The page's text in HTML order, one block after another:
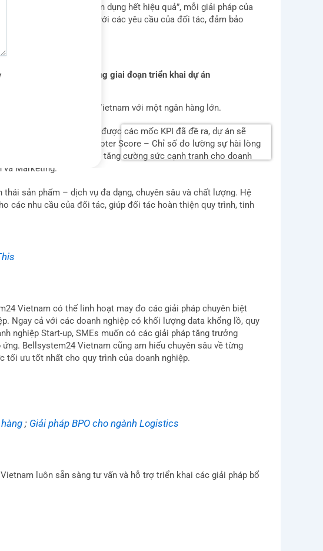
công cụ mà không tận dụng hết hiệu quả”, mỗi giải pháp của
doanh nghiệp, bám sát với các yêu cầu của đối tác, đảm bảo
thiện và tối ưu cho từng giai đoạn triển khai dự án
án của Bellsystem24 Vietnam với một ngân hàng lớn.
khi triển khai và đạt được các mốc KPI đã đề ra, dự án sẽ
số về NPS (Net Promoter Score – Chỉ số đo lường sự hài lòng
Giai đoạn 3 sẽ giúp tăng cường sức cạnh tranh cho doanh
và Marketing.
sản phẩm – dịch vụ đa dạng, chuyên sâu và chất lượng. Hệ
các nhu cầu của đối tác, giúp đối tác hoàn thiện quy trình, tinh
Vietnam có thể linh hoạt may đo các giải pháp chuyên biệt
Ngay cả với các doanh nghiệp có khối lượng data khổng lồ, quy
nghiệp Start-up, SMEs muốn có các giải pháp tăng trưởng
Bellsystem24 Vietnam cũng am hiểu chuyên sâu về từng
tối ưu tốt nhất cho quy trình của doanh nghiệp.
; Giải pháp BPO cho ngành Logistics
luôn sẵn sàng tư vấn và hỗ trợ triển khai các giải pháp bổ